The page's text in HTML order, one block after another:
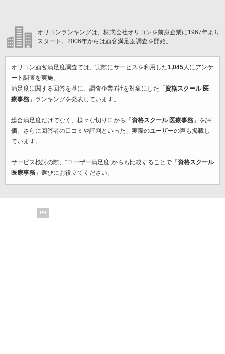
オリコンランキングは、株式会社オリコンを前身企業に1967年より
スタート。2006年からは顧客満足度調査を開始。
オリコン顧客満足度調査では、実際にサービスを利用した1,045人にアンケ
ート調査を実施。
満足度に関する回答を基に、調査企業7社を対象にした「 資格スクール 医
療事務」ランキングを発表しています。
総合満足度だけでなく、様々な切り口から「 資格スクール 医療事務」を評
価。さらに回答者の口コミや評判といった、実際のユーザーの声も掲載し
ています。
サービス検討の際、“ユーザー満足度”からも比較することで「 資格スクール
医療事務」選びにお役立てください。
PR